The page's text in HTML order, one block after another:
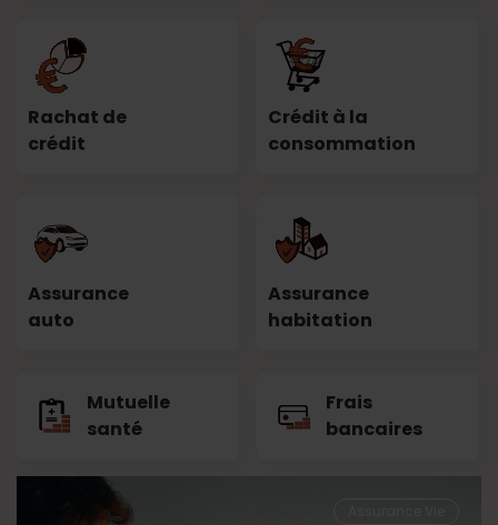
Rachat de
crédit
Crédit à la
consommation
Assurance
auto
Assurance
habitation
Mutuelle
santé
Frais
bancaires